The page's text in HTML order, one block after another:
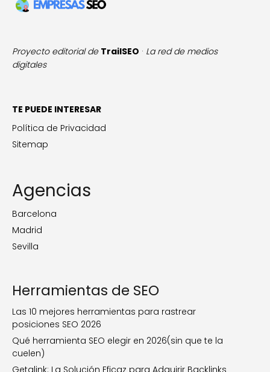
Proyecto editorial de TrailSEO · La red de medios
digitales
TE PUEDE INTERESAR
Política de Privacidad
Sitemap
Agencias
Barcelona
Madrid
Sevilla
Herramientas de SEO
Las 10 mejores herramientas para rastrear
posiciones SEO 2026
Qué herramienta SEO elegir en 2026(sin que te la
cuelen)
Getalink: La Solución Eficaz para Adquirir Backlinks